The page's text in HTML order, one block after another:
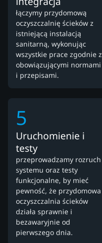
łączymy przydomową
oczyszczalnię ścieków z
istniejącą instalacją
sanitarną, wykonując
wszystkie prace zgodnie z
obowiązującymi normami
i przepisami.
5
Uruchomienie i
testy
przeprowadzamy rozruch
systemu oraz testy
funkcjonalne, by mieć
pewność, że przydomowa
oczyszczalnia ścieków
działa sprawnie i
bezawaryjnie od
pierwszego dnia.